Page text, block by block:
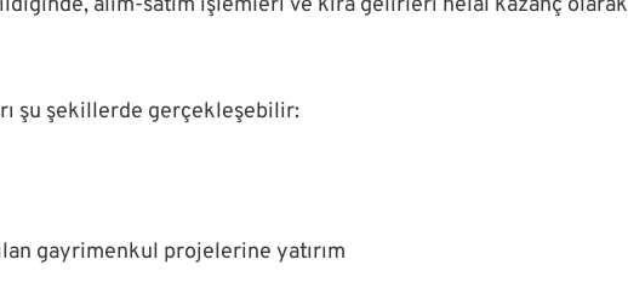
şu şekillerde gerçekleşebilir:
gayrimenkul projelerine yatırım